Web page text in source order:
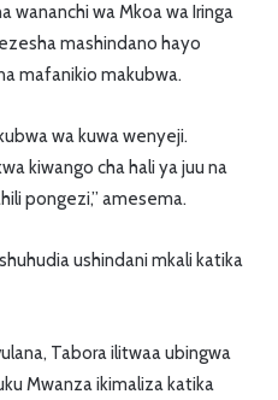
wananchi wa Mkoa wa Iringa
mashindano hayo
mafanikio makubwa.
wa kuwa wenyeji.
kiwango cha hali ya juu na
pongezi,” amesema.
ushindani mkali katika
Tabora ilitwaa ubingwa
Mwanza ikimaliza katika